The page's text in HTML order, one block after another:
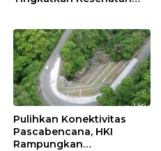
Rutin dan Edukasi
Perawatan Gigi
Pulihkan Konektivitas
Pascabencana, HKI
Rampungkan